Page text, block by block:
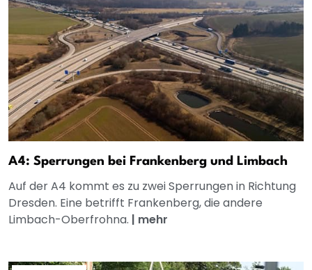
A4: Sperrungen bei Frankenberg und Limbach
Auf der A4 kommt es zu zwei Sperrungen in Richtung
Dresden. Eine betrifft Frankenberg, die andere
Limbach-Oberfrohna. | mehr